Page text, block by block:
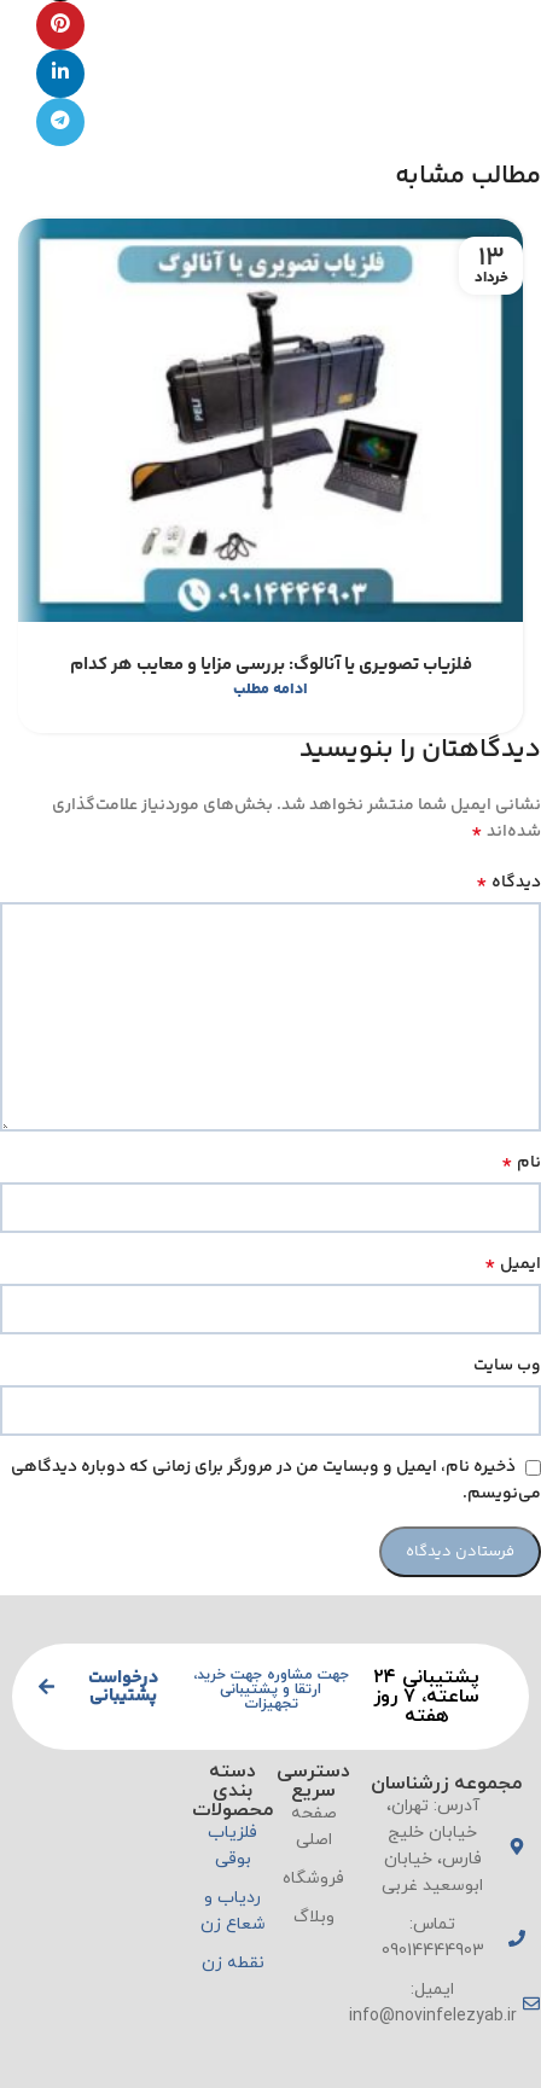
مطالب مشابه
13
خرداد
فلزیاب تصویری یا آنالوگ: بررسی مزایا و معایب هر کدام
ادامه مطلب
دیدگاهتان را بنویسید
نشانی ایمیل شما منتشر نخواهد شد. بخش‌های موردنیاز علامت‌گذاری
شده‌اند*
دیدگاه *
نام *
ایمیل *
وب‌ سایت
ذخیره نام، ایمیل و وبسایت من در مرورگر برای زمانی که دوباره دیدگاهی
می‌نویسم.
پشتیبانی ۲۴
ساعته، ۷ روز
هفته
جهت مشاوره جهت خرید،
ارتقا و پشتیبانی
تجهیزات
درخواست
پشتیبانی
مجموعه زرشناسان
آدرس: تهران،
خیابان خلیج
فارس، خیابان
ابوسعید غربی
تماس:
09014444903
ایمیل:
info@novinfelezyab.ir
دسترسی
سریع
صفحه
اصلی
فروشگاه
وبلاگ
دسته
بندی
محصولات
فلزیاب
بوقی
ردیاب و
شعاع زن
نقطه زن